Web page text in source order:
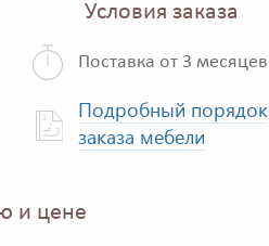
Условия заказа
Поставка от 3 месяцев
Подробный порядок
заказа мебели
и цене